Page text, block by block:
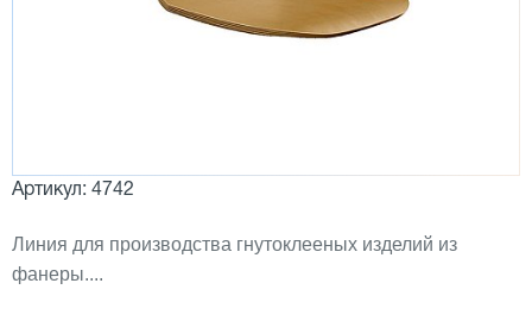
Артикул: 4742
Линия для производства гнутоклееных изделий из
фанеры....